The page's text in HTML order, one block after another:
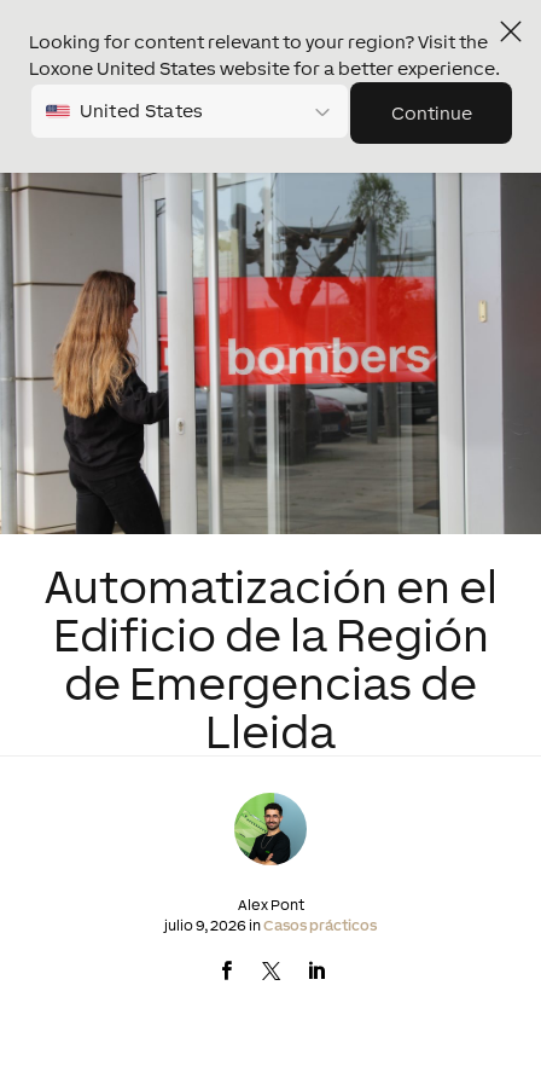
Looking for content relevant to your region? Visit the
Loxone United States website for a better experience.
United States Continue
Automatización en el
Edificio de la Región
de Emergencias de
Lleida
Alex Pont
julio 9, 2026 inCasos prácticos